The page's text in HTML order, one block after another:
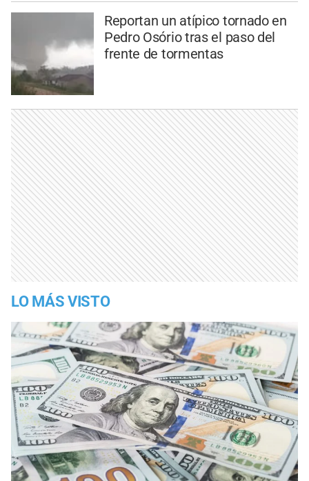
Reportan un atípico tornado en
Pedro Osório tras el paso del
frente de tormentas
LO MÁS VISTO